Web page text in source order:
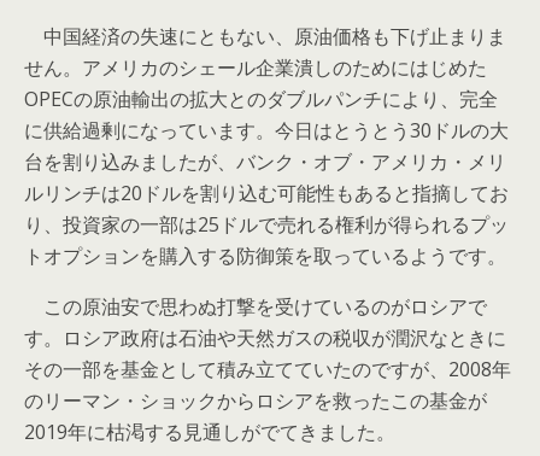
中国経済の失速にともない、原油価格も下げ止まりま
せん。アメリカのシェール企業潰しのためにはじめた
OPECの原油輸出の拡大とのダブルパンチにより、完全
に供給過剰になっています。今日はとうとう30ドルの大
台を割り込みましたが、バンク・オブ・アメリカ・メリ
ルリンチは20ドルを割り込む可能性もあると指摘してお
り、投資家の一部は25ドルで売れる権利が得られるプッ
トオプションを購入する防御策を取っているようです。
この原油安で思わぬ打撃を受けているのがロシアで
す。ロシア政府は石油や天然ガスの税収が潤沢なときに
その一部を基金として積み立てていたのですが、2008年
のリーマン・ショックからロシアを救ったこの基金が
2019年に枯渇する見通しがでてきました。